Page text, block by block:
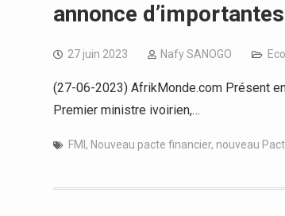
annonce
27 juin 2023 Nafy SANOGO
(27-06-2023) AfrikMonde.com Présent
Premier ministre ivoirien,…
FMI , Nouveau pacte financier, nouveau